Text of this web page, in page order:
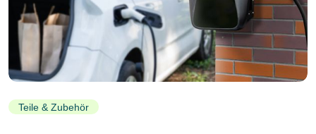
Teile & Zubehör